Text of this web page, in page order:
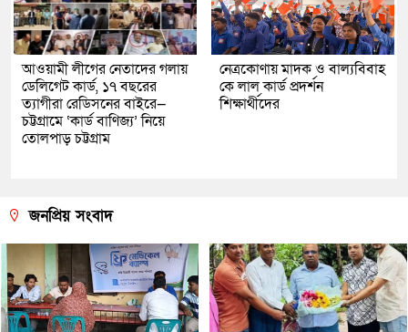
আওয়ামী লীগের নেতাদের গলায়
ডেলিগেট কার্ড, ১৭ বছরের
ত্যাগীরা রেডিসনের বাইরে—
চট্টগ্রামে ‘কার্ড বাণিজ্য’ নিয়ে
তোলপাড় চট্টগ্রাম
নেত্রকোণায় মাদক ও বাল্যবিবাহ
কে লাল কার্ড প্রদর্শন
শিক্ষার্থীদের
জনপ্রিয় সংবাদ